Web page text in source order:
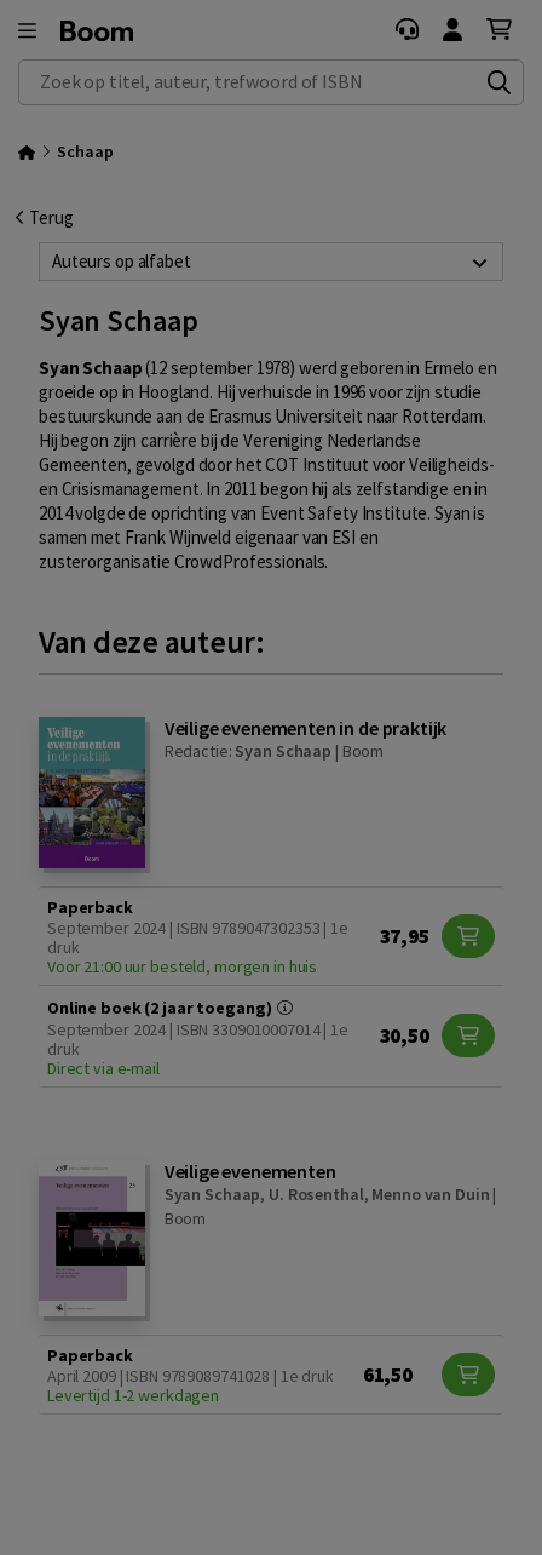
Zoek op titel, auteur, trefwoord of ISBN
Schaap
Terug
Auteurs op alfabet
Syan Schaap
Syan Schaap(12 september 1978) werd geboren in Ermelo en
groeide op in Hoogland. Hij verhuisde in 1996 voor zijn studie
bestuurskunde aan de Erasmus Universiteit naar Rotterdam.
Hij begon zijn carrière bij de Vereniging Nederlandse
Gemeenten, gevolgd door het COT Instituut voor Veiligheids-
en Crisismanagement. In 2011 begon hij als zelfstandige en in
2014 volgde de oprichting van Event Safety Institute. Syan is
samen met Frank Wijnveld eigenaar van ESI en
zusterorganisatie CrowdProfessionals.
Van deze auteur:
Veilige evenementen in de praktijk
Redactie: Syan Schaap | Boom
Paperback
September 2024 | ISBN 9789047302353 | 1e
druk
Voor 21:00 uur besteld, morgen in huis
37,95
Online boek (2 jaar toegang)
September 2024 | ISBN 3309010007014 | 1e
druk
Direct via e-mail
30,50
Veilige evenementen
Syan Schaap, U. Rosenthal, Menno van Duin |
Boom
Paperback
April 2009 | ISBN 9789089741028 | 1e druk
Levertijd 1-2 werkdagen
61,50